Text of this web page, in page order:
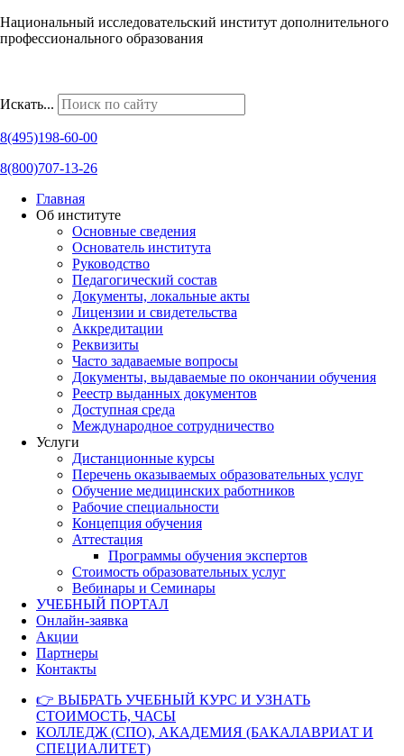
Национальный исследовательский институт дополнительного
профессионального образования
Искать...
8(495)198-60-00
8(800)707-13-26
Главная
Об институте
Основные сведения
Основатель института
Руководство
Педагогический состав
Документы, локальные акты
Лицензии и свидетельства
Аккредитации
Реквизиты
Часто задаваемые вопросы
Документы, выдаваемые по окончании обучения
Реестр выданных документов
Доступная среда
Международное сотрудничество
Услуги
Дистанционные курсы
Перечень оказываемых образовательных услуг
Обучение медицинских работников
Рабочие специальности
Концепция обучения
Аттестация
Программы обучения экспертов
Стоимость образовательных услуг
Вебинары и Семинары
УЧЕБНЫЙ ПОРТАЛ
Онлайн-заявка
Акции
Партнеры
Контакты
👉 ВЫБРАТЬ УЧЕБНЫЙ КУРС И УЗНАТЬ
СТОИМОСТЬ, ЧАСЫ
КОЛЛЕДЖ (СПО), АКАДЕМИЯ (БАКАЛАВРИАТ И
СПЕЦИАЛИТЕТ)